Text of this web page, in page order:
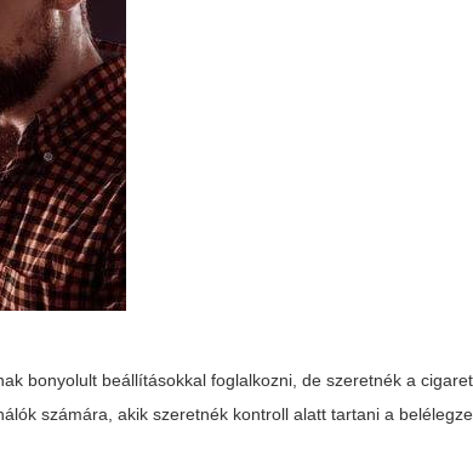
bonyolult beállításokkal foglalkozni, de szeretnék a
számára, akik szeretnék kontroll alatt tartani a